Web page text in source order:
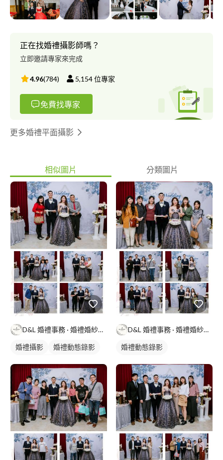
https://goo.gl/OCxQyF MOBILE：+***************** Wechat
ID：d********* ******** ID：@********* E-mail：
全省服務 #婚禮攝影 #婚紗攝影 #婚禮紀錄 #兒童寫真 #全家福 #婚
禮錄影 #孕婦寫真 #親子寫真 #個人寫真 #新娘秘書 #活動紀錄 #風
格婚紗 #自助婚紗 #寶寶寫真 #商業攝影 #東勢婚攝 #豐原婚攝 #新
社婚攝 #后里婚攝 #台中婚攝 #結婚攝影 #迎娶攝影 #訂婚攝影 #文
定攝影 #歸寧攝影 #彰化婚攝 #苗栗婚攝 #婚禮跟拍 #中式婚禮 #西
式禮儀 歡迎預約拍攝 給自己唯美幸福回憶
正在找婚禮攝影師嗎？
立即邀請專家來完成
4.96(784) 5,154位專家
免費找專家
更多婚禮平面攝影
相似圖片 分類圖片
D&L 婚禮事務 · 婚禮婚紗攝影
婚禮攝影
婚禮動態錄影
D&L 婚禮事務 · 婚禮婚紗攝影
婚禮動態錄影